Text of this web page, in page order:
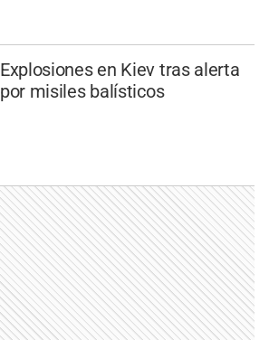
Explosiones en Kiev tras alerta
por misiles balísticos